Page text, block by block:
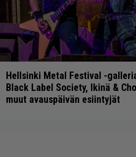
Hellsinki Metal Festival -
Black Label Society, Ikinä &
muut avauspäivän esiintyjät